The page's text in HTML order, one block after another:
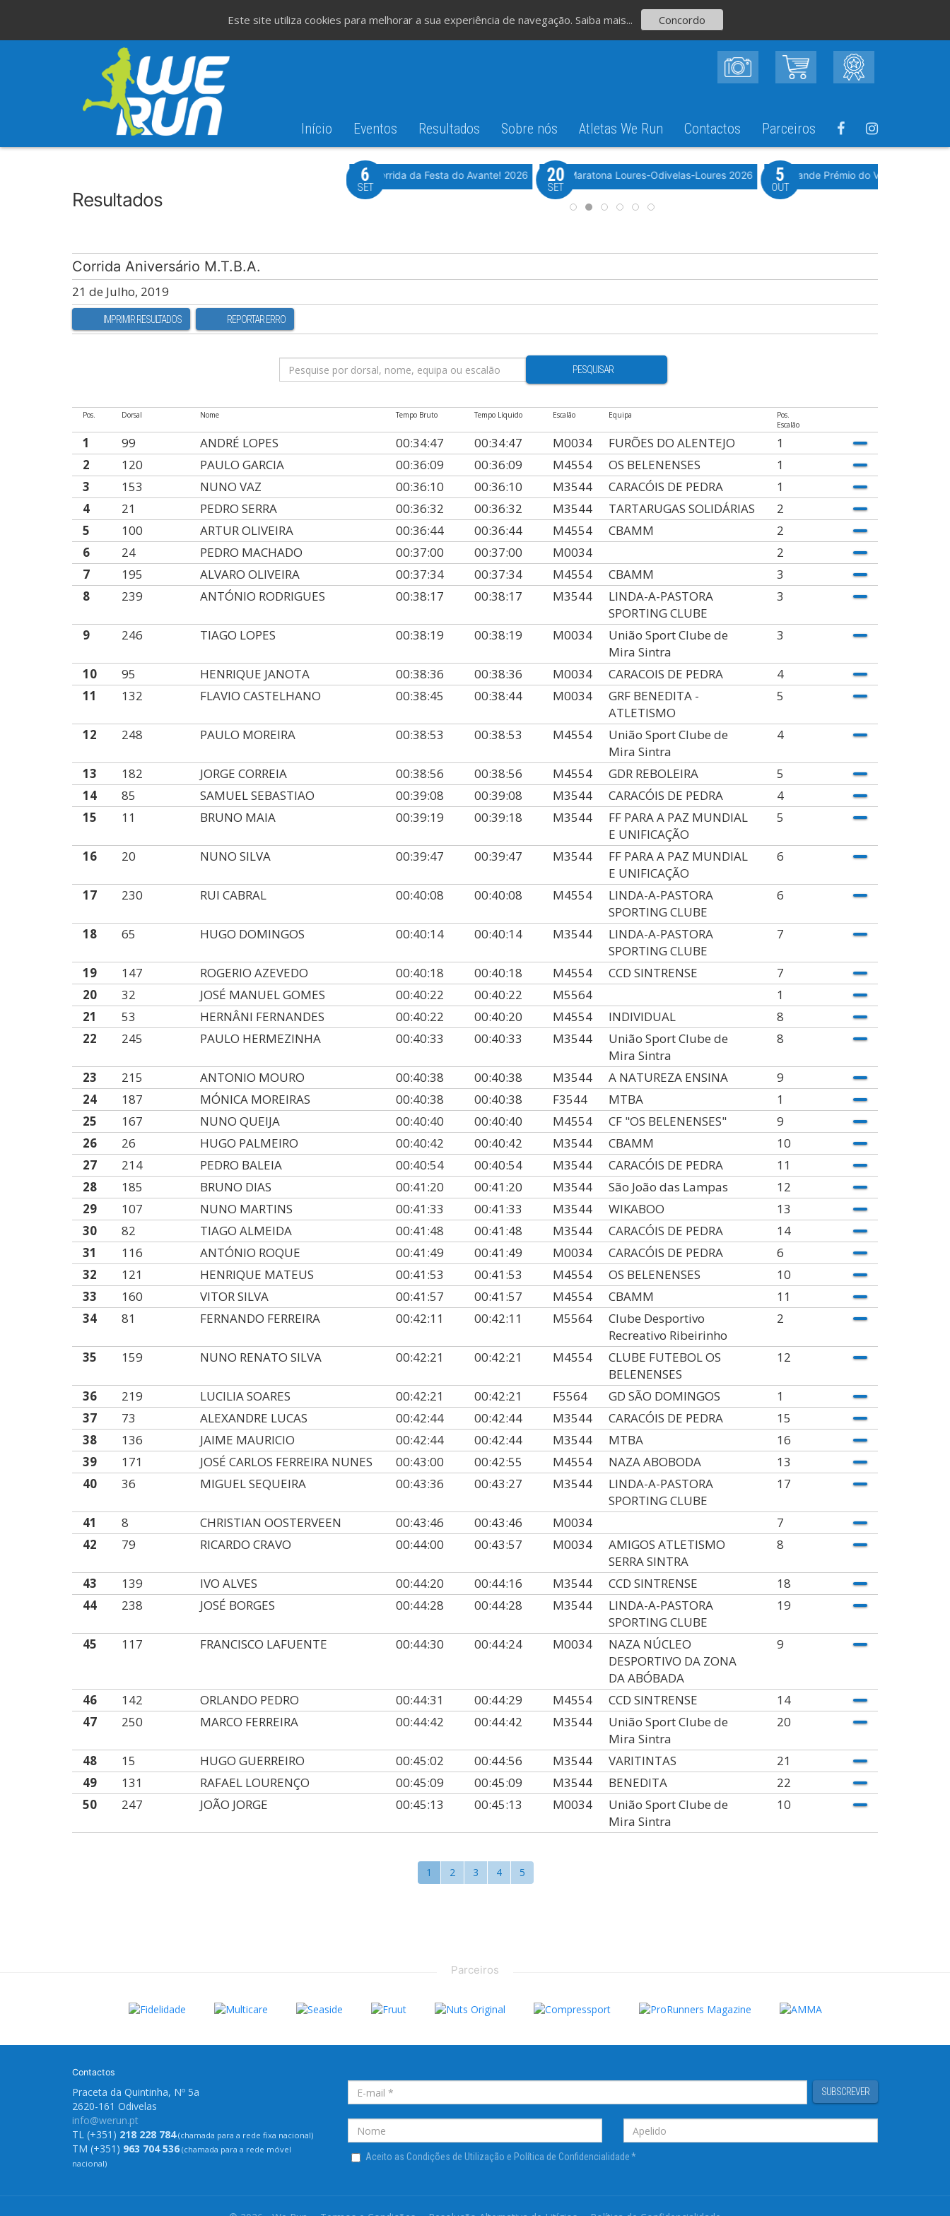
Início Eventos Resultados Sobre nós Atletas We Run Contactos Parceiros
Resultados Evento WeTiming
37ª Corrida da Festa do Avante! 2026
6
SET
Meia Maratona Loures-Odivelas-Loures 2026
20
SET
10º Grande Prémio do Vale Grande
5
OUT
Corrida Aniversário M.T.B.A.
21 de Julho, 2019
IMPRIMIR RESULTADOS REPORTAR ERRO
PESQUISAR
Pos. Dorsal Nome Tempo Bruto Tempo Líquido Escalão Equipa
Pos.
Escalão
1 99 ANDRÉ LOPES 00:34:47 00:34:47 M0034 FURÕES DO ALENTEJO
1
2
120 PAULO GARCIA 00:36:09 00:36:09 M4554 OS BELENENSES
1
3
153 NUNO VAZ 00:36:10 00:36:10 M3544 CARACÓIS DE PEDRA
1
4
21 PEDRO SERRA 00:36:32 00:36:32 M3544 TARTARUGAS SOLIDÁRIAS
2
5
100 ARTUR OLIVEIRA 00:36:44 00:36:44 M4554 CBAMM
2
6
24 PEDRO MACHADO 00:37:00 00:37:00 M0034
2
7
195 ALVARO OLIVEIRA 00:37:34 00:37:34 M4554 CBAMM
3
8
239 ANTÓNIO RODRIGUES 00:38:17 00:38:17 M3544
LINDA-A-PASTORA
SPORTING CLUBE
3
9 246 TIAGO LOPES 00:38:19 00:38:19 M0034
União Sport Clube de
Mira Sintra
3
10 95 HENRIQUE JANOTA 00:38:36 00:38:36 M0034 CARACOIS DE PEDRA
4
11
132 FLAVIO CASTELHANO 00:38:45 00:38:44 M0034
GRF BENEDITA -
ATLETISMO
5
12 248 PAULO MOREIRA 00:38:53 00:38:53 M4554
União Sport Clube de
Mira Sintra
4
13 182 JORGE CORREIA 00:38:56 00:38:56 M4554 GDR REBOLEIRA
5
14
85 SAMUEL SEBASTIAO 00:39:08 00:39:08 M3544 CARACÓIS DE PEDRA
4
15
11 BRUNO MAIA 00:39:19 00:39:18 M3544
FF PARA A PAZ MUNDIAL
E UNIFICAÇÃO
5
16 20 NUNO SILVA 00:39:47 00:39:47 M3544
FF PARA A PAZ MUNDIAL
E UNIFICAÇÃO
6
17 230 RUI CABRAL 00:40:08 00:40:08 M4554
LINDA-A-PASTORA
SPORTING CLUBE
6
18 65 HUGO DOMINGOS 00:40:14 00:40:14 M3544
LINDA-A-PASTORA
SPORTING CLUBE
7
19 147 ROGERIO AZEVEDO 00:40:18 00:40:18 M4554 CCD SINTRENSE
7
20
32 JOSÉ MANUEL GOMES 00:40:22 00:40:22 M5564
1
21
53 HERNÂNI FERNANDES 00:40:22 00:40:20 M4554 INDIVIDUAL
8
22
245 PAULO HERMEZINHA 00:40:33 00:40:33 M3544
União Sport Clube de
Mira Sintra
8
23 215 ANTONIO MOURO 00:40:38 00:40:38 M3544 A NATUREZA ENSINA
9
24
187 MÓNICA MOREIRAS 00:40:38 00:40:38 F3544 MTBA
1
25
167 NUNO QUEIJA 00:40:40 00:40:40 M4554 CF "OS BELENENSES"
9
26
26 HUGO PALMEIRO 00:40:42 00:40:42 M3544 CBAMM
10
27
214 PEDRO BALEIA 00:40:54 00:40:54 M3544 CARACÓIS DE PEDRA
11
28
185 BRUNO DIAS 00:41:20 00:41:20 M3544 São João das Lampas
12
29
107 NUNO MARTINS 00:41:33 00:41:33 M3544 WIKABOO
13
30
82 TIAGO ALMEIDA 00:41:48 00:41:48 M3544 CARACÓIS DE PEDRA
14
31
116 ANTÓNIO ROQUE 00:41:49 00:41:49 M0034 CARACÓIS DE PEDRA
6
32
121 HENRIQUE MATEUS 00:41:53 00:41:53 M4554 OS BELENENSES
10
33
160 VITOR SILVA 00:41:57 00:41:57 M4554 CBAMM
11
34
81 FERNANDO FERREIRA 00:42:11 00:42:11 M5564
Clube Desportivo
Recreativo Ribeirinho
2
35 159 NUNO RENATO SILVA 00:42:21 00:42:21 M4554
CLUBE FUTEBOL OS
BELENENSES
12
36 219 LUCILIA SOARES 00:42:21 00:42:21 F5564 GD SÃO DOMINGOS
1
37
73 ALEXANDRE LUCAS 00:42:44 00:42:44 M3544 CARACÓIS DE PEDRA
15
38
136 JAIME MAURICIO 00:42:44 00:42:44 M3544 MTBA
16
39
171 JOSÉ CARLOS FERREIRA NUNES 00:43:00 00:42:55 M4554 NAZA ABOBODA
13
40
36 MIGUEL SEQUEIRA 00:43:36 00:43:27 M3544
LINDA-A-PASTORA
SPORTING CLUBE
17
41 8 CHRISTIAN OOSTERVEEN 00:43:46 00:43:46 M0034
7
42
79 RICARDO CRAVO 00:44:00 00:43:57 M0034
AMIGOS ATLETISMO
SERRA SINTRA
8
43 139 IVO ALVES 00:44:20 00:44:16 M3544 CCD SINTRENSE
18
44
238 JOSÉ BORGES 00:44:28 00:44:28 M3544
LINDA-A-PASTORA
SPORTING CLUBE
19
45 117 FRANCISCO LAFUENTE 00:44:30 00:44:24 M0034
NAZA NÚCLEO
DESPORTIVO DA ZONA
DA ABÓBADA
9
46 142 ORLANDO PEDRO 00:44:31 00:44:29 M4554 CCD SINTRENSE
14
47
250 MARCO FERREIRA 00:44:42 00:44:42 M3544
União Sport Clube de
Mira Sintra
20
48 15 HUGO GUERREIRO 00:45:02 00:44:56 M3544 VARITINTAS
21
49
131 RAFAEL LOURENÇO 00:45:09 00:45:09 M3544 BENEDITA
22
50
247 JOÃO JORGE 00:45:13 00:45:13 M0034
União Sport Clube de
Mira Sintra
10
1 2 3 4 5
Parceiros
Contactos
Praceta da Quintinha, Nº 5a
2620-161 Odivelas
info@werun.pt
TL (+351) 218 228 784(chamada para a rede fixa nacional)
TM (+351) 963 704 536 (chamada para a rede móvel
nacional)
SUBSCREVER
Aceito as Condições de Utilização e Política de Confidencialidade*
Este site utiliza cookies para melhorar a sua experiência de navegação. Saiba mais... Concordo